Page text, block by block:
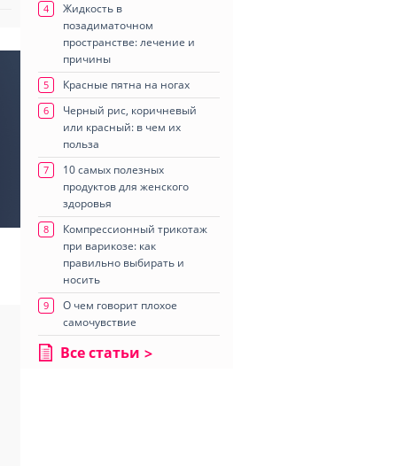
4
Жидкость в
позадиматочном
пространстве: лечение и
причины
5 Красные пятна на ногах
6
Черный рис, коричневый
или красный: в чем их
польза
7
10 самых полезных
продуктов для женского
здоровья
8
Компрессионный трикотаж
при варикозе: как
правильно выбирать и
носить
9
О чем говорит плохое
самочувствие
Все статьи